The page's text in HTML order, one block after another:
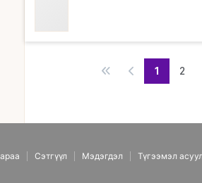
1 2
Сэтгүүл Мэдэгдэл Түгээмэл